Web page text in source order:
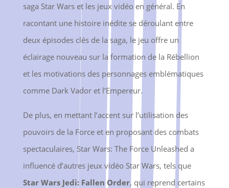
saga Star Wars et les jeux vidéo en général. En
racontant une histoire inédite se déroulant entre
deux épisodes clés de la saga, le jeu offre un
éclairage nouveau sur la formation de la Rébellion
et les motivations des personnages emblématiques
comme Dark Vador et l’Empereur.
De plus, en mettant l’accent sur l’utilisation des
pouvoirs de la Force et en proposant des combats
spectaculaires, Star Wars: The Force Unleashed a
influencé d’autres jeux vidéo Star Wars, tels que
Star Wars Jedi: Fallen Order, qui reprend certains